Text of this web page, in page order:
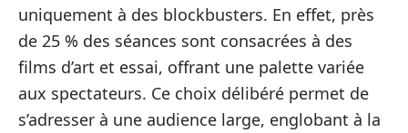
uniquement à des blockbusters. En effet, près
de 25 % des séances sont consacrées à des
films d’art et essai, offrant une palette variée
aux spectateurs. Ce choix délibéré permet de
s’adresser à une audience large, englobant à la